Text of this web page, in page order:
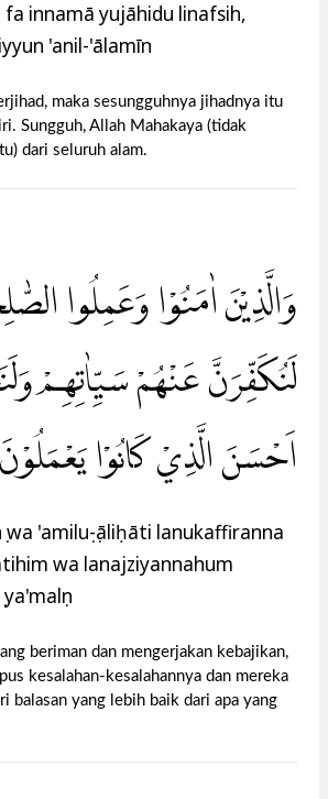
innamā yujāhidu linafsih,
'anil-'ālamīn
maka sesungguhnya jihadnya itu
Sungguh, Allah Mahakaya (tidak
dari seluruh alam.
وَالَّذِيْنَ اٰمَنُوْا وَعَمِلُوا
لَنُكَفِّرَنَّ عَنْهُمْ سَيِّاٰتِهِمْ
اَحْسَنَ الَّذِيْ كَانُوْا يَعْمَلُوْنَ
wa 'amiluṣ-ṣāliḥāti lanukaffiranna
wa lanajziyannahum
beriman dan mengerjakan kebajikan,
kesalahan-kesalahannya dan mereka
balasan yang lebih baik dari apa yang